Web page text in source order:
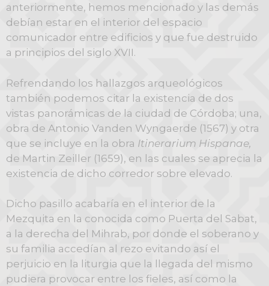
anteriormente, hemos mencionado y las demás
debían estar en el interior del espacio
comunicador entre edificios y que fue destruido
a principios del siglo XVII.
Refrendando los hallazgos arqueológicos
también podemos citar la existencia de dos
vistas panorámicas de la ciudad de Córdoba; una,
obra de Antonio Vanden Wyngaerde (1567) y otra
que se incluye en la obra Itinerarium Hispanae,
de Martin Zeiller (1659), en las cuales se aprecia la
existencia de dicho corredor sobre elevado.
Dicho pasillo acabaría en el interior de la
Mezquita en la conocida como Puerta del Sabat,
a la derecha del Mihrab, por donde el soberano y
su familia accedían al rezo evitando así el
perjuicio en la liturgia que la llegada del mismo
pudiera provocar entre los fieles, así como la